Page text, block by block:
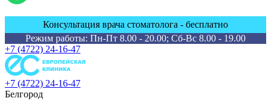
Консультация врача стоматолога - бесплатно
Режим работы: Пн-Пт 8.00 - 20.00; Сб-Вс 8.00 - 19.00
+7 (4722) 24-16-47
+7 (4722) 24-16-47
Белгород